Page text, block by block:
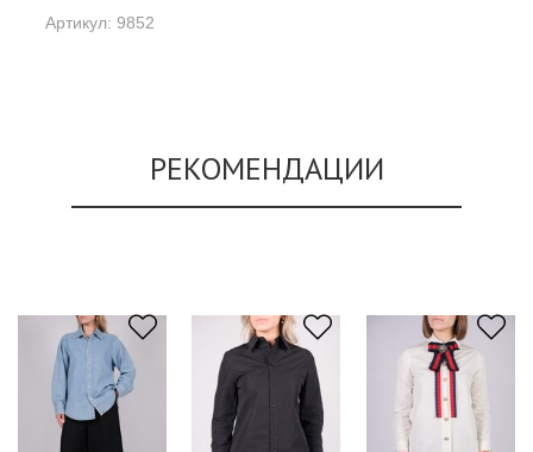
Артикул: 9852
РЕКОМЕНДАЦИИ